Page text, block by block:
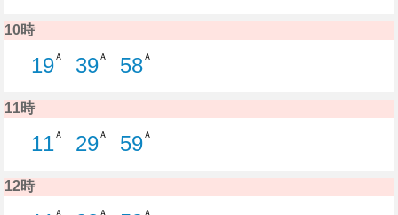
10時
19Ａ
39Ａ
58Ａ
11時
11Ａ
29Ａ
59Ａ
12時
Ａ Ａ Ａ